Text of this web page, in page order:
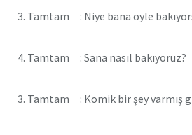
3. Tamtam : Niye bana öyle
4. Tamtam : Sana nasıl bakıyoruz?
3. Tamtam : Komik bir şey varmış